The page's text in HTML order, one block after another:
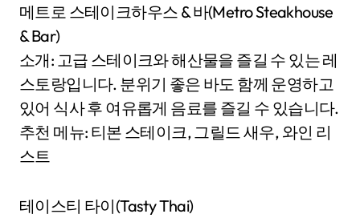
메트로 스테이크하우스 & 바(Metro Steakhouse
& Bar)
소개: 고급 스테이크와 해산물을 즐길 수 있는 레
스토랑입니다. 분위기 좋은 바도 함께 운영하고
있어 식사 후 여유롭게 음료를 즐길 수 있습니다.
추천 메뉴: 티본 스테이크, 그릴드 새우, 와인 리
스트
테이스티 타이(Tasty Thai)